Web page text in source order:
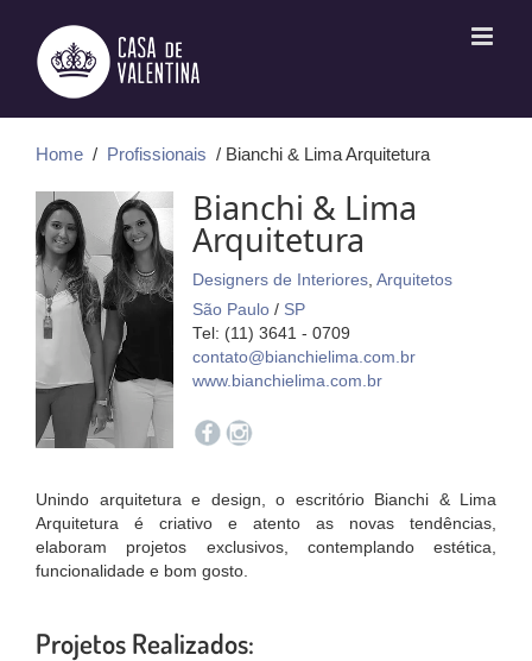
conteúdo
Home / Profissionais / Bianchi & Lima Arquitetura
Bianchi & Lima
Arquitetura
Designers de Interiores Arquitetos
São Paulo / SP
Tel: (11) 3641 - 0709
contato@bianchielima.com.br
www.bianchielima.com.br
Unindo arquitetura e design, o escritório Bianchi & Lima
Arquitetura é criativo e atento as novas tendências,
elaboram projetos exclusivos, contemplando estética,
funcionalidade e bom gosto.
Projetos Realizados: